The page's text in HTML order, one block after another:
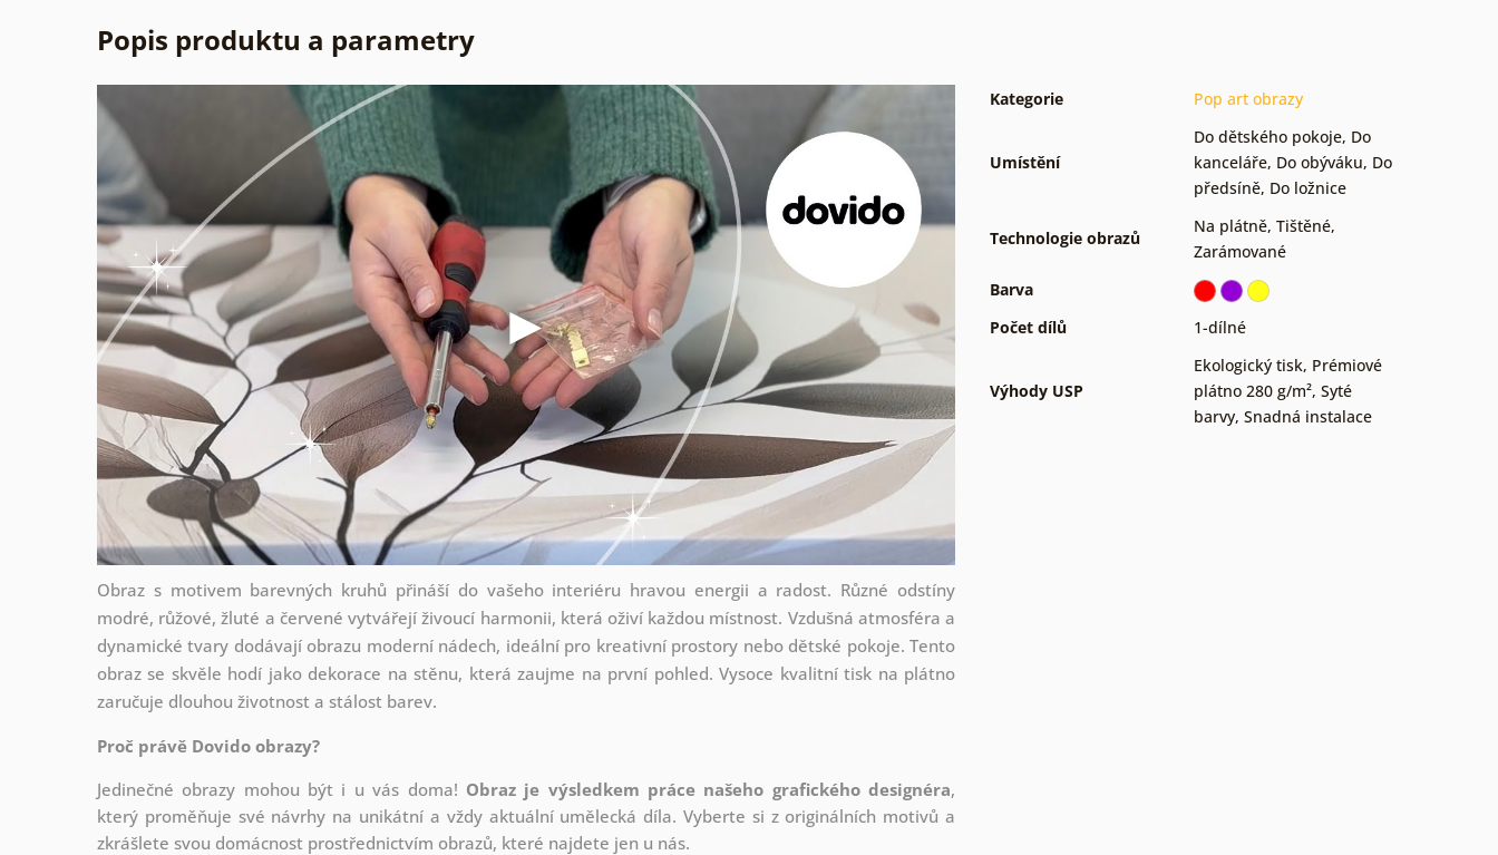
Popis produktu a parametry
Obraz s motivem barevných kruhů přináší do vašeho interiéru hravou energii a radost. Různé odstíny
modré, růžové, žluté a červené vytvářejí živoucí harmonii, která oživí každou místnost. Vzdušná atmosféra a
dynamické tvary dodávají obrazu moderní nádech, ideální pro kreativní prostory nebo dětské pokoje. Tento
obraz se skvěle hodí jako dekorace na stěnu, která zaujme na první pohled. Vysoce kvalitní tisk na plátno
zaručuje dlouhou životnost a stálost barev.
Proč právě Dovido obrazy?
Jedinečné obrazy mohou být i u vás doma! Obraz je výsledkem práce našeho grafického designéra,
který proměňuje své návrhy na unikátní a vždy aktuální umělecká díla. Vyberte si z originálních motivů a
zkrášlete svou domácnost prostřednictvím obrazů, které najdete jen u nás.
Kategorie Pop art obrazy
Umístění
Do dětského pokoje, Do
kanceláře, Do obýváku, Do
předsíně, Do ložnice
Technologie obrazů
Na plátně, Tištěné,
Zarámované
Barva
Počet dílů
1-dílné
Výhody USP
Ekologický tisk, Prémiové
plátno 280 g/m², Syté
barvy, Snadná instalace